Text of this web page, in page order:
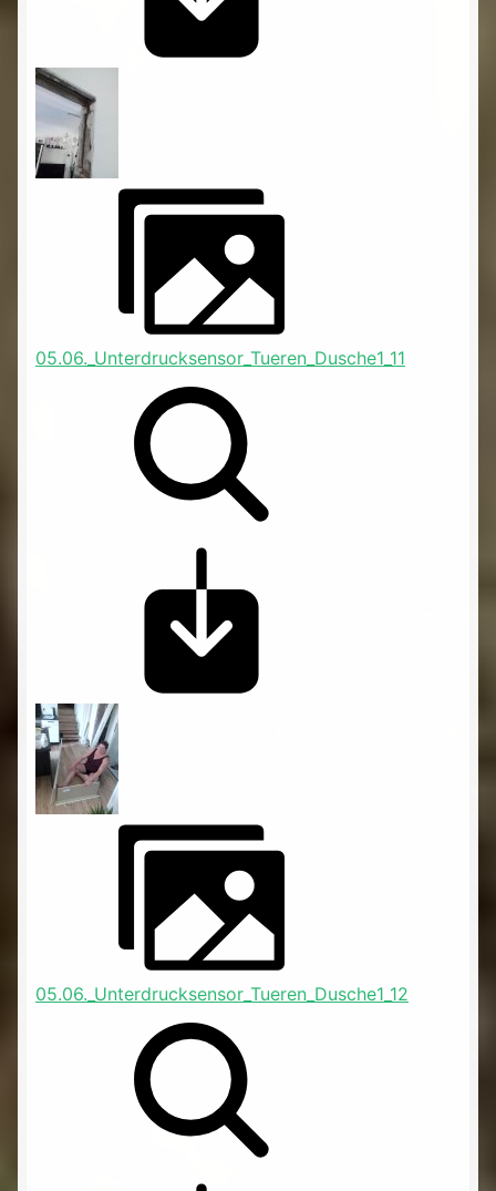
05.06._Unterdrucksensor_Tueren_Dusche1_11
05.06._Unterdrucksensor_Tueren_Dusche1_12